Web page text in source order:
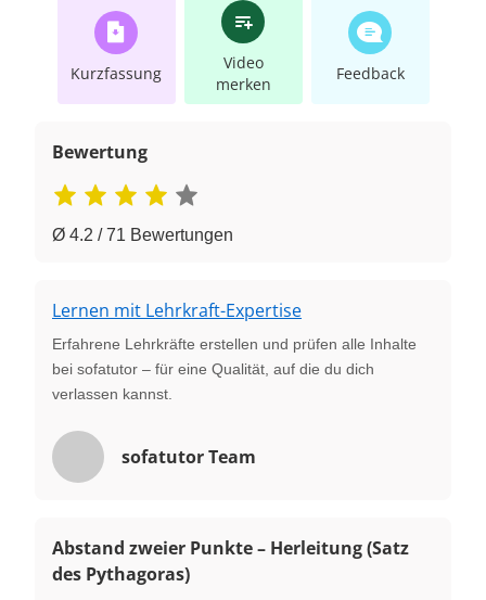
Kurzfassung
Video
merken
Feedback
Bewertung
Ø 4.2 / 71 Bewertungen
Lernen mit Lehrkraft-Expertise
Erfahrene Lehrkräfte erstellen und prüfen alle Inhalte
bei sofatutor – für eine Qualität, auf die du dich
verlassen kannst.
sofatutor Team
Abstand zweier Punkte – Herleitung (Satz
des Pythagoras)